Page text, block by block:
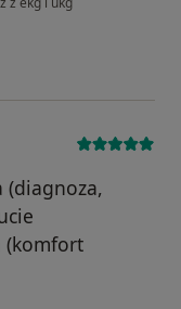
(diagnoza,
(komfort